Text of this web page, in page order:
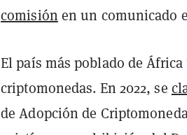
comisión en un comunicado
El país más poblado de
criptomonedas. En 2022, se
de Adopción de